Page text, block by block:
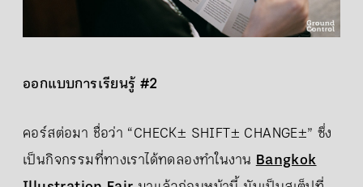
ออกแบบการเรียนรู้ #2
คอร์สต่อมา ชื่อว่า “CHECK± SHIFT± CHANGE±” ซึ่ง
เป็นกิจกรรมที่ทางเราได้ทดลองทำในงานBangkok